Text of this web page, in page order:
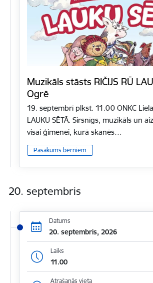
Muzikāls stāsts RIČIJS RŪ
Ogrē
19. septembrī plkst. 11.00 ONKC
LAUKU SĒTĀ. Sirsnīgs, muzikāls un
visai ģimenei, kurā skanēs…
Pasākums bērniem
20. septembris
Datums
20. septembris, 2026
Laiks
11.00
Atrašanās vieta